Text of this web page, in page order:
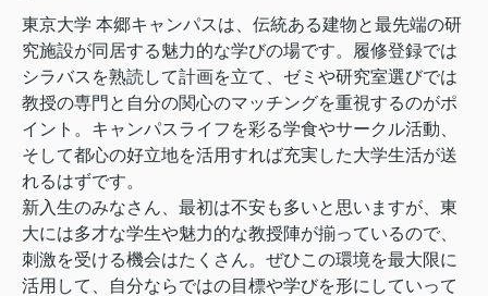
東京大学 本郷キャンパスは、伝統ある建物と最先端の研
究施設が同居する魅力的な学びの場です。履修登録では
シラバスを熟読して計画を立て、ゼミや研究室選びでは
教授の専門と自分の関心のマッチングを重視するのがポ
イント。キャンパスライフを彩る学食やサークル活動、
そして都心の好立地を活用すれば充実した大学生活が送
れるはずです。
新入生のみなさん、最初は不安も多いと思いますが、東
大には多才な学生や魅力的な教授陣が揃っているので、
刺激を受ける機会はたくさん。ぜひこの環境を最大限に
活用して、自分ならではの目標や学びを形にしていって